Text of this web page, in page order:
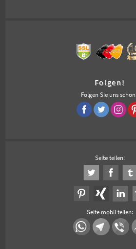
Folgen!
Folgen Sie uns
Seite teilen:
Seite mobil teilen: